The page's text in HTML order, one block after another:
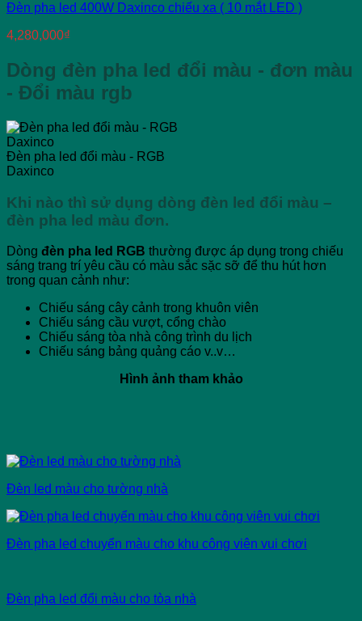
Đèn pha led 400W Daxinco chiếu xa ( 10 mắt LED )
4,280,000₫
Dòng đèn pha led đổi màu - đơn màu
- Đổi màu rgb
Đèn pha led đổi màu - RGB
Daxinco
Khi nào thì sử dụng dòng đèn led đổi màu –
đèn pha led màu đơn.
Dòng đèn pha led RGB thường được áp dụng trong chiếu
sáng trang trí yêu cầu có màu sắc sặc sỡ để thu hút hơn
trong quan cảnh như:
Chiếu sáng cây cảnh trong khuôn viên
Chiếu sáng cầu vượt, cổng chào
Chiếu sáng tòa nhà công trình du lịch
Chiếu sáng bảng quảng cáo v..v…
Hình ảnh tham khảo
Đèn led màu cho tường nhà
Đèn pha led chuyển màu cho khu công viên vui chơi
Đèn pha led đổi màu cho tòa nhà